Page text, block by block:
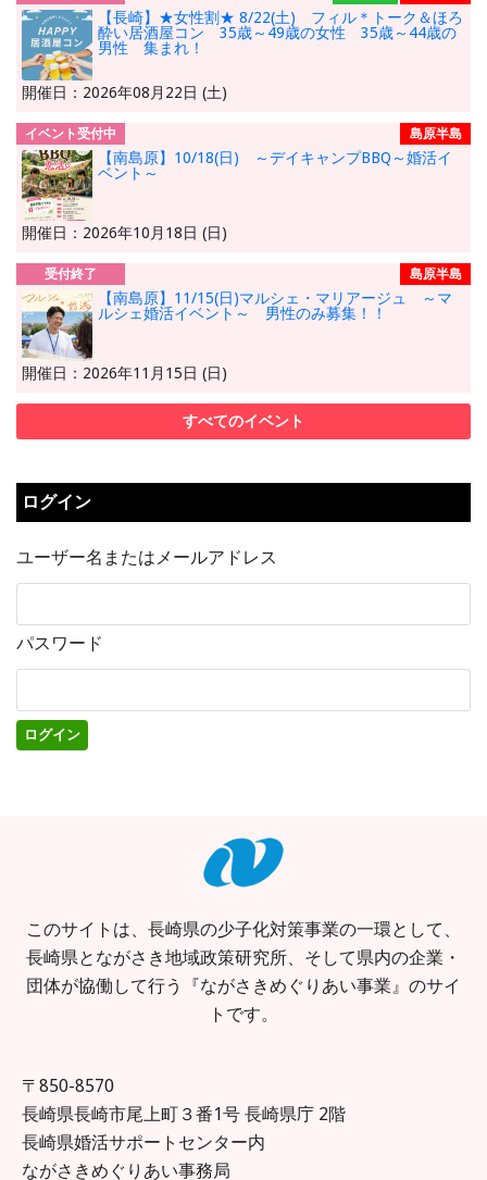
【長崎】★女性割★ 8/22(土) フィル＊トーク＆ほろ
酔い居酒屋コン 35歳～49歳の女性 35歳～44歳の
男性 集まれ！
開催日：2026年08月22日 (土)
イベント受付中 島原半島
【南島原】10/18(日) ～デイキャンプBBQ～婚活イ
ベント～
開催日：2026年10月18日 (日)
受付終了 島原半島
【南島原】11/15(日)マルシェ・マリアージュ ～マ
ルシェ婚活イベント～ 男性のみ募集！！
開催日：2026年11月15日 (日)
すべてのイベント
ログイン
ユーザー名またはメールアドレス
パスワード
このサイトは、長崎県の少子化対策事業の一環として、
長崎県とながさき地域政策研究所、そして県内の企業・
団体が協働して行う『ながさきめぐりあい事業』のサイ
トです。
〒850-8570
長崎県長崎市尾上町３番1号 長崎県庁 2階
長崎県婚活サポートセンター内
ながさきめぐりあい事務局